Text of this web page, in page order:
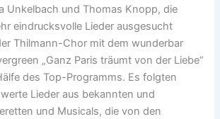
Unkelbach und Thomas Knopp, die
eindrucksvolle Lieder ausgesucht
Thilmann-Chor mit dem wunderbar
„Ganz Paris träumt von der Liebe“
des Top-Programms. Es folgten
Lieder aus bekannten und
und Musicals, die von den